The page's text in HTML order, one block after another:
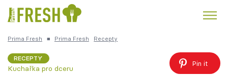
Česká kuchyně
Prima Fresh ■ Prima Fresh Recepty
RECEPTY
Kuchařka pro dceru
Pin it